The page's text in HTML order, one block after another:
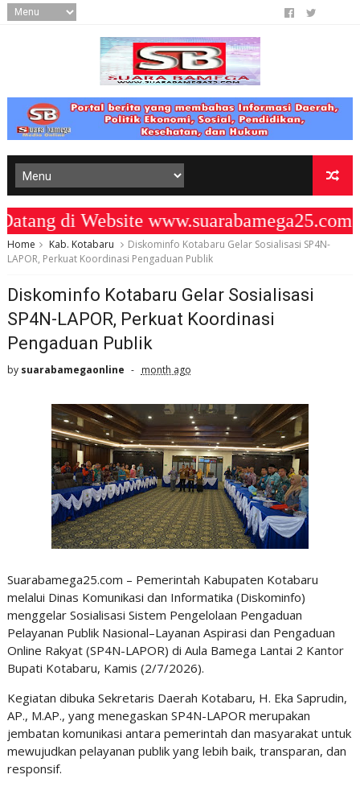
di Website www.suarabamega25.com "
Home Kab. Kotabaru
Diskominfo Kotabaru Gelar Sosialisasi SP4N-
LAPOR, Perkuat Koordinasi Pengaduan Publik
Diskominfo Kotabaru Gelar Sosialisasi
SP4N-LAPOR, Perkuat Koordinasi
Pengaduan Publik
by suarabamegaonline month ago
Suarabamega25.com – Pemerintah Kabupaten Kotabaru
melalui Dinas Komunikasi dan Informatika (Diskominfo)
menggelar Sosialisasi Sistem Pengelolaan Pengaduan
Pelayanan Publik Nasional–Layanan Aspirasi dan Pengaduan
Online Rakyat (SP4N-LAPOR) di Aula Bamega Lantai 2 Kantor
Bupati Kotabaru, Kamis (2/7/2026).
Kegiatan dibuka Sekretaris Daerah Kotabaru, H. Eka Saprudin,
AP., M.AP., yang menegaskan SP4N-LAPOR merupakan
jembatan komunikasi antara pemerintah dan masyarakat untuk
mewujudkan pelayanan publik yang lebih baik, transparan, dan
responsif.